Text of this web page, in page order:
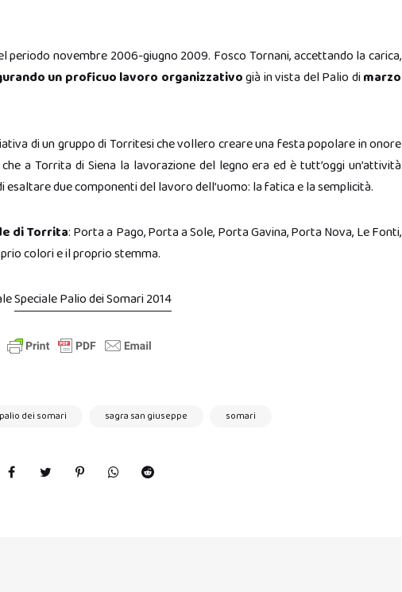
periodo novembre 2006-giugno 2009. Fosco Tornani, accettando la carica,
un proficuo lavoro organizzativogià in vista del Palio dimarzo
di un gruppo di Torritesi che vollero creare una festa popolare in onore
a Torrita di Siena la lavorazione del legno era ed è tutt’oggi un’attività
due componenti del lavoro dell’uomo: la fatica e la semplicità.
di Torrita: Porta a Pago, Porta a Sole, Porta Gavina, Porta Nova, Le Fonti,
colori e il proprio stemma.
Speciale Palio dei Somari 2014
palio dei somari sagra san giuseppe somari